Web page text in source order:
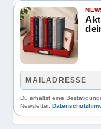
Du erhältst eine
Newsletter.